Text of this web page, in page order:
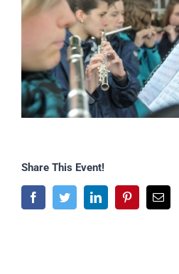
Share This Event!
FacebookTwitterLinkedInPinterestE-
Mail